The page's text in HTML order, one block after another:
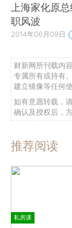
上海家化原
职风波
2014年06月09日
财新网所刊载内
专属所有或持有
建立镜像等任何使
如有意愿转载，
确认及授权后，
推荐阅读
私房课